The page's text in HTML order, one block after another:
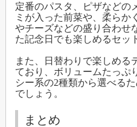
定番のパスタ、ピザなどの
ミが入った前菜や、柔らか
やチーズなどの盛り合わせ
た記念日でも楽しめるセッ
また、日替わりで楽しめる
ており、ボリュームたっぷ
シー系の2種類から選べる
でしょう。
まとめ